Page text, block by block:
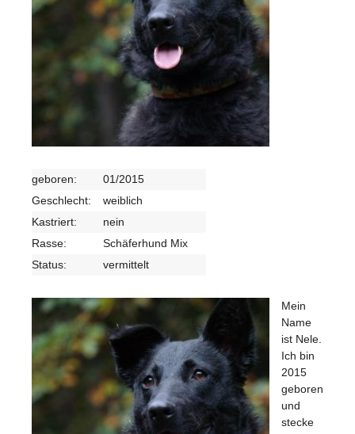
geboren:
01/2015
Geschlecht:
weiblich
Kastriert:
nein
Rasse:
Schäferhund Mix
Status:
vermittelt
Mein
Name
ist Nele.
Ich bin
2015
geboren
und
stecke